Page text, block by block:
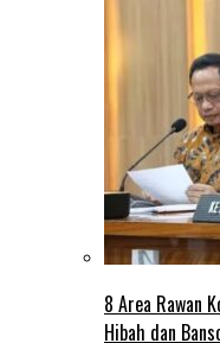
8 Area Rawan
Hibah dan